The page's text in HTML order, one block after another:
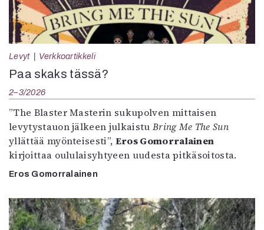
Levyt Verkkoartikkeli
Paa skaks tässä?
2–3/2026
”The Blaster Masterin sukupolven mittaisen
levytystauon jälkeen julkaistu Bring Me The Sun
yllättää myönteisesti”, Eros Gomorralainen
kirjoittaa oululaisyhtyeen uudesta pitkäsoitosta.
Eros Gomorralainen